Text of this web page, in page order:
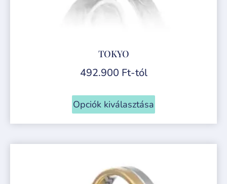
TOKYO
492.900 Ft-tól
Opciók kiválasztása